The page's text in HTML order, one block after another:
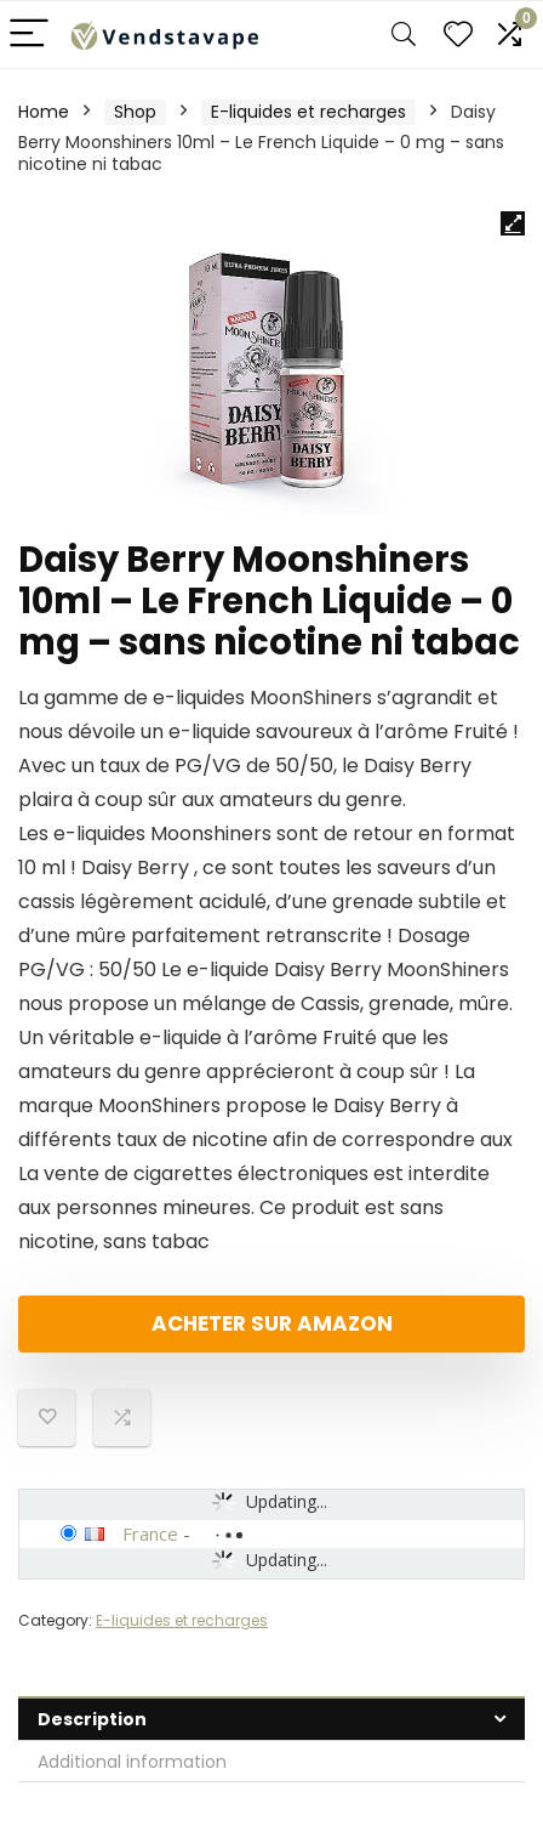
0
Home Shop E-liquides et recharges
Daisy
Berry Moonshiners 10ml – Le French Liquide – 0 mg – sans
nicotine ni tabac
Daisy Berry Moonshiners
10ml – Le French Liquide – 0
mg – sans nicotine ni tabac
La gamme de e-liquides MoonShiners s’agrandit et
nous dévoile un e-liquide savoureux à l’arôme Fruité !
Avec un taux de PG/VG de 50/50, le Daisy Berry
plaira à coup sûr aux amateurs du genre.
Les e-liquides Moonshiners sont de retour en format
10 ml ! Daisy Berry , ce sont toutes les saveurs d’un
cassis légèrement acidulé, d’une grenade subtile et
d’une mûre parfaitement retranscrite ! Dosage
PG/VG : 50/50 Le e-liquide Daisy Berry MoonShiners
nous propose un mélange de Cassis, grenade, mûre.
Un véritable e-liquide à l’arôme Fruité que les
amateurs du genre apprécieront à coup sûr ! La
marque MoonShiners propose le Daisy Berry à
différents taux de nicotine afin de correspondre aux
La vente de cigarettes électroniques est interdite
aux personnes mineures. Ce produit est sans
nicotine, sans tabac
ACHETER SUR AMAZON
Updating...
Updating...
France -
Category: E-liquides et recharges
Description
Additional information